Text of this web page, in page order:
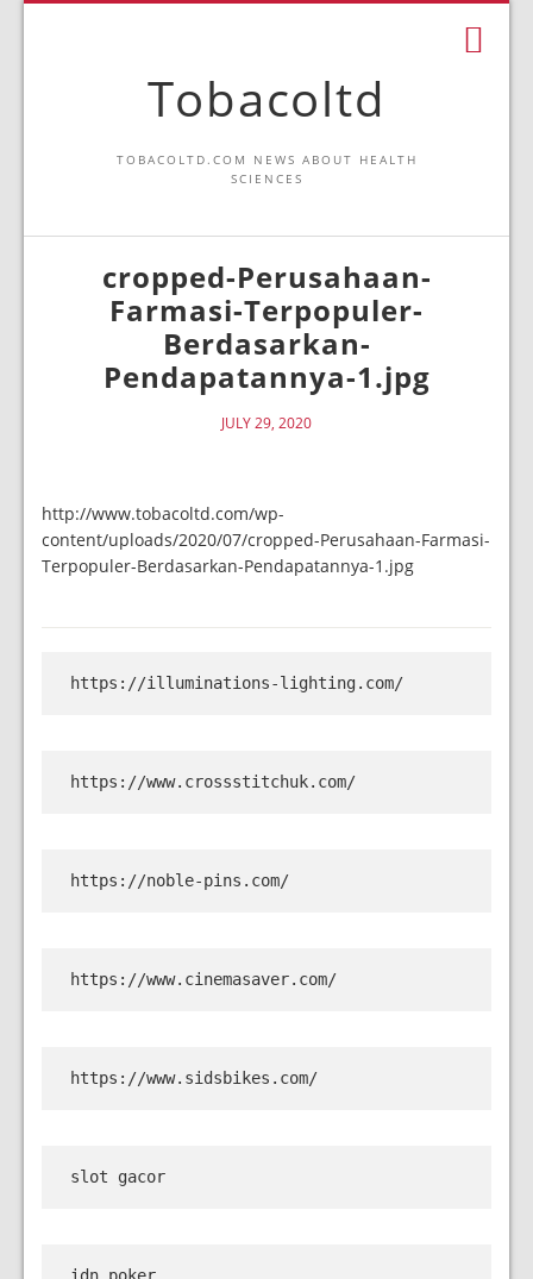
Tobacoltd
TOBACOLTD.COM NEWS ABOUT HEALTH
SCIENCES
cropped-Perusahaan-
Farmasi-Terpopuler-
Berdasarkan-
Pendapatannya-1.jpg
JULY 29, 2020
http://www.tobacoltd.com/wp-
content/uploads/2020/07/cropped-Perusahaan-Farmasi-
Terpopuler-Berdasarkan-Pendapatannya-1.jpg
https://illuminations-lighting.com/
https://www.crossstitchuk.com/
https://noble-pins.com/
https://www.cinemasaver.com/
https://www.sidsbikes.com/
slot gacor